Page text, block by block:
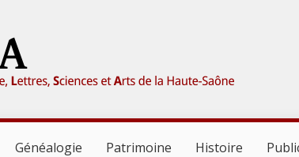
Généalogie Patrimoine Histoire